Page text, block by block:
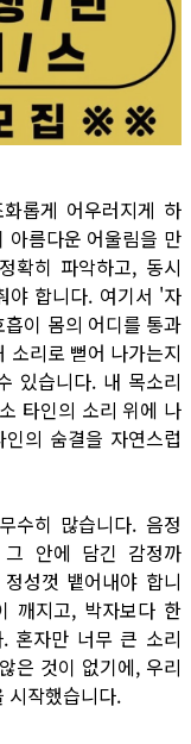
롭게 어우러지게 하
아름다운 어울림을 만
확히 파악하고, 동시
야 합니다. 여기서 '자
이 몸의 어디를 통과
소리로 뻗어 나가는지
있습니다. 내 목소리
타인의 소리 위에 나
의 숨결을 자연스럽
수히 많습니다. 음정
안에 담긴 감정까
성껏 뱉어내야 합니
깨지고, 박자보다 한
혼자만 너무 큰 소리
은 것이 없기에, 우리
시작했습니다.